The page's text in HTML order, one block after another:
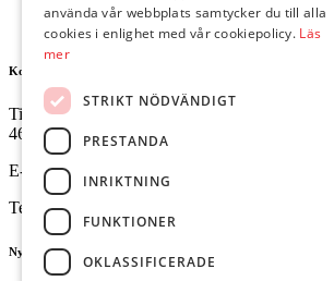
Kontakt
Mitt konto
Kontakta oss
Tingvallavägen 34
461 32 Trollhättan
E-mail:butik@ejesgolv.se
Telefon:0520-795 00
Nyhetsbrev
använda vår webbplats samtycker du till alla
cookies i enlighet med vår cookiepolicy. Läs
mer
STRIKT NÖDVÄNDIGT
PRESTANDA
INRIKTNING
FUNKTIONER
OKLASSIFICERADE